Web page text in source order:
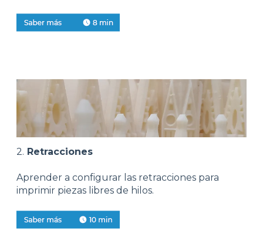
2. Retracciones
Aprender a configurar las retracciones para
imprimir piezas libres de hilos.